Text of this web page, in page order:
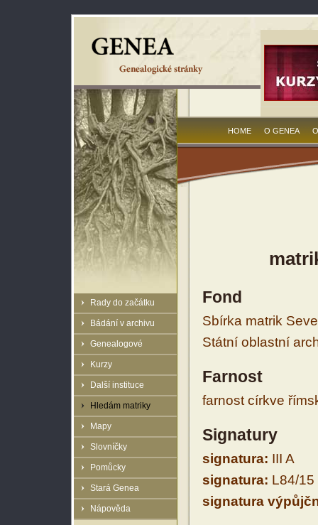
Rady do začátku
Bádání v archivu
Genealogové
Kurzy
Další instituce
Hledám matriky
Mapy
Slovníčky
Pomůcky
Stará Genea
Nápověda
HOME O GENEA
Fond
Sbírka matrik
Státní oblastní
Farnost
farnost církve
Signatury
signatura: III A
signatura: L84/15
signatura